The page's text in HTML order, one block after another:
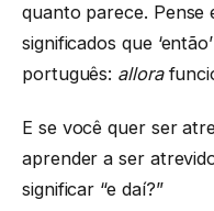
quanto parece. Pense
significados que
português: allora
E se você quer ser
aprender a ser
significar “e daí?”